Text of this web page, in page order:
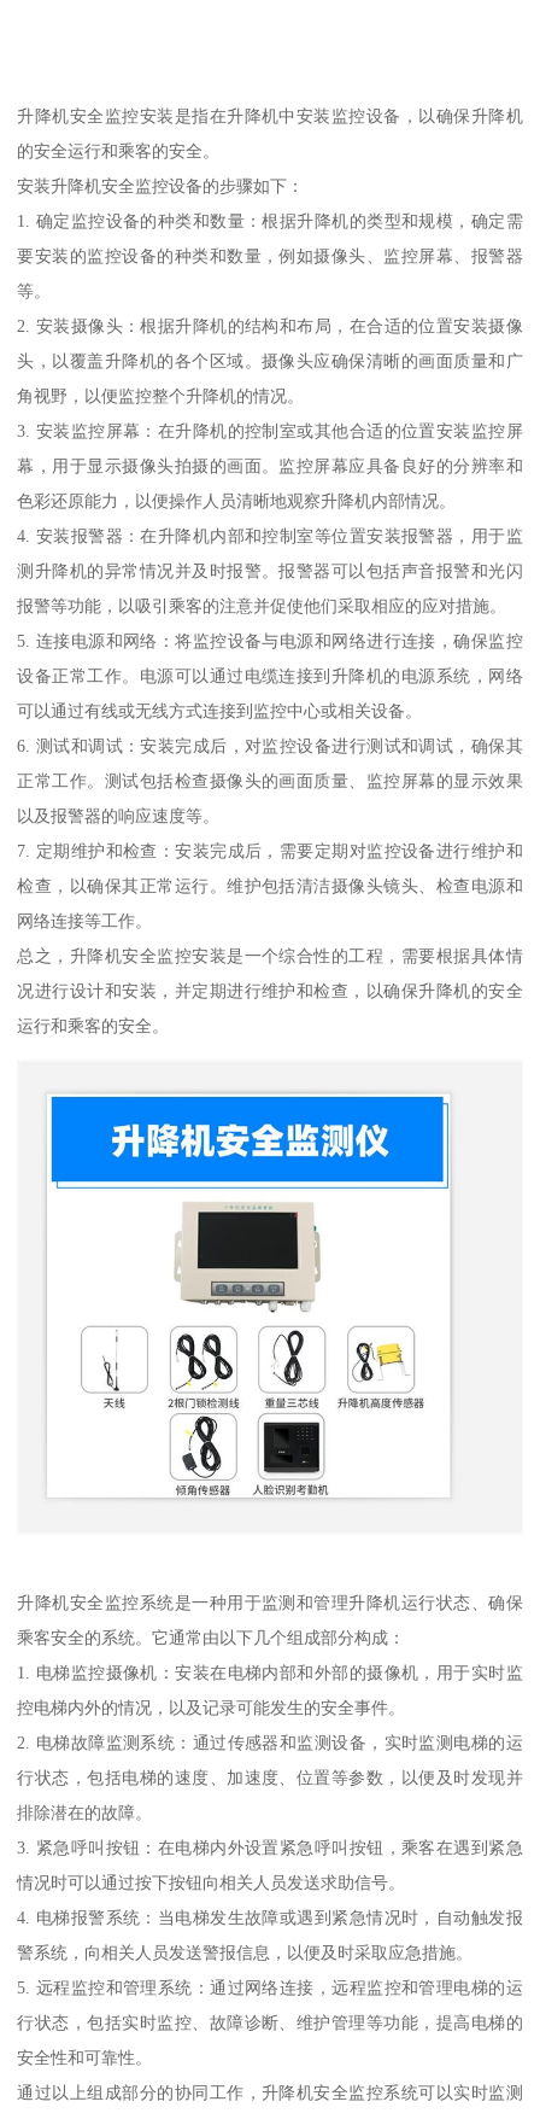
升降机安全监控安装是指在升降机中安装监控设备，以确保升降机
的安全运行和乘客的安全。
安装升降机安全监控设备的步骤如下：
1. 确定监控设备的种类和数量：根据升降机的类型和规模，确定需
要安装的监控设备的种类和数量，例如摄像头、监控屏幕、报警器
等。
2. 安装摄像头：根据升降机的结构和布局，在合适的位置安装摄像
头，以覆盖升降机的各个区域。摄像头应确保清晰的画面质量和广
角视野，以便监控整个升降机的情况。
3. 安装监控屏幕：在升降机的控制室或其他合适的位置安装监控屏
幕，用于显示摄像头拍摄的画面。监控屏幕应具备良好的分辨率和
色彩还原能力，以便操作人员清晰地观察升降机内部情况。
4. 安装报警器：在升降机内部和控制室等位置安装报警器，用于监
测升降机的异常情况并及时报警。报警器可以包括声音报警和光闪
报警等功能，以吸引乘客的注意并促使他们采取相应的应对措施。
5. 连接电源和网络：将监控设备与电源和网络进行连接，确保监控
设备正常工作。电源可以通过电缆连接到升降机的电源系统，网络
可以通过有线或无线方式连接到监控中心或相关设备。
6. 测试和调试：安装完成后，对监控设备进行测试和调试，确保其
正常工作。测试包括检查摄像头的画面质量、监控屏幕的显示效果
以及报警器的响应速度等。
7. 定期维护和检查：安装完成后，需要定期对监控设备进行维护和
检查，以确保其正常运行。维护包括清洁摄像头镜头、检查电源和
网络连接等工作。
总之，升降机安全监控安装是一个综合性的工程，需要根据具体情
况进行设计和安装，并定期进行维护和检查，以确保升降机的安全
运行和乘客的安全。
升降机安全监控系统是一种用于监测和管理升降机运行状态、确保
乘客安全的系统。它通常由以下几个组成部分构成：
1. 电梯监控摄像机：安装在电梯内部和外部的摄像机，用于实时监
控电梯内外的情况，以及记录可能发生的安全事件。
2. 电梯故障监测系统：通过传感器和监测设备，实时监测电梯的运
行状态，包括电梯的速度、加速度、位置等参数，以便及时发现并
排除潜在的故障。
3. 紧急呼叫按钮：在电梯内外设置紧急呼叫按钮，乘客在遇到紧急
情况时可以通过按下按钮向相关人员发送求助信号。
4. 电梯报警系统：当电梯发生故障或遇到紧急情况时，自动触发报
警系统，向相关人员发送警报信息，以便及时采取应急措施。
5. 远程监控和管理系统：通过网络连接，远程监控和管理电梯的运
行状态，包括实时监控、故障诊断、维护管理等功能，提高电梯的
安全性和可靠性。
通过以上组成部分的协同工作，升降机安全监控系统可以实时监测